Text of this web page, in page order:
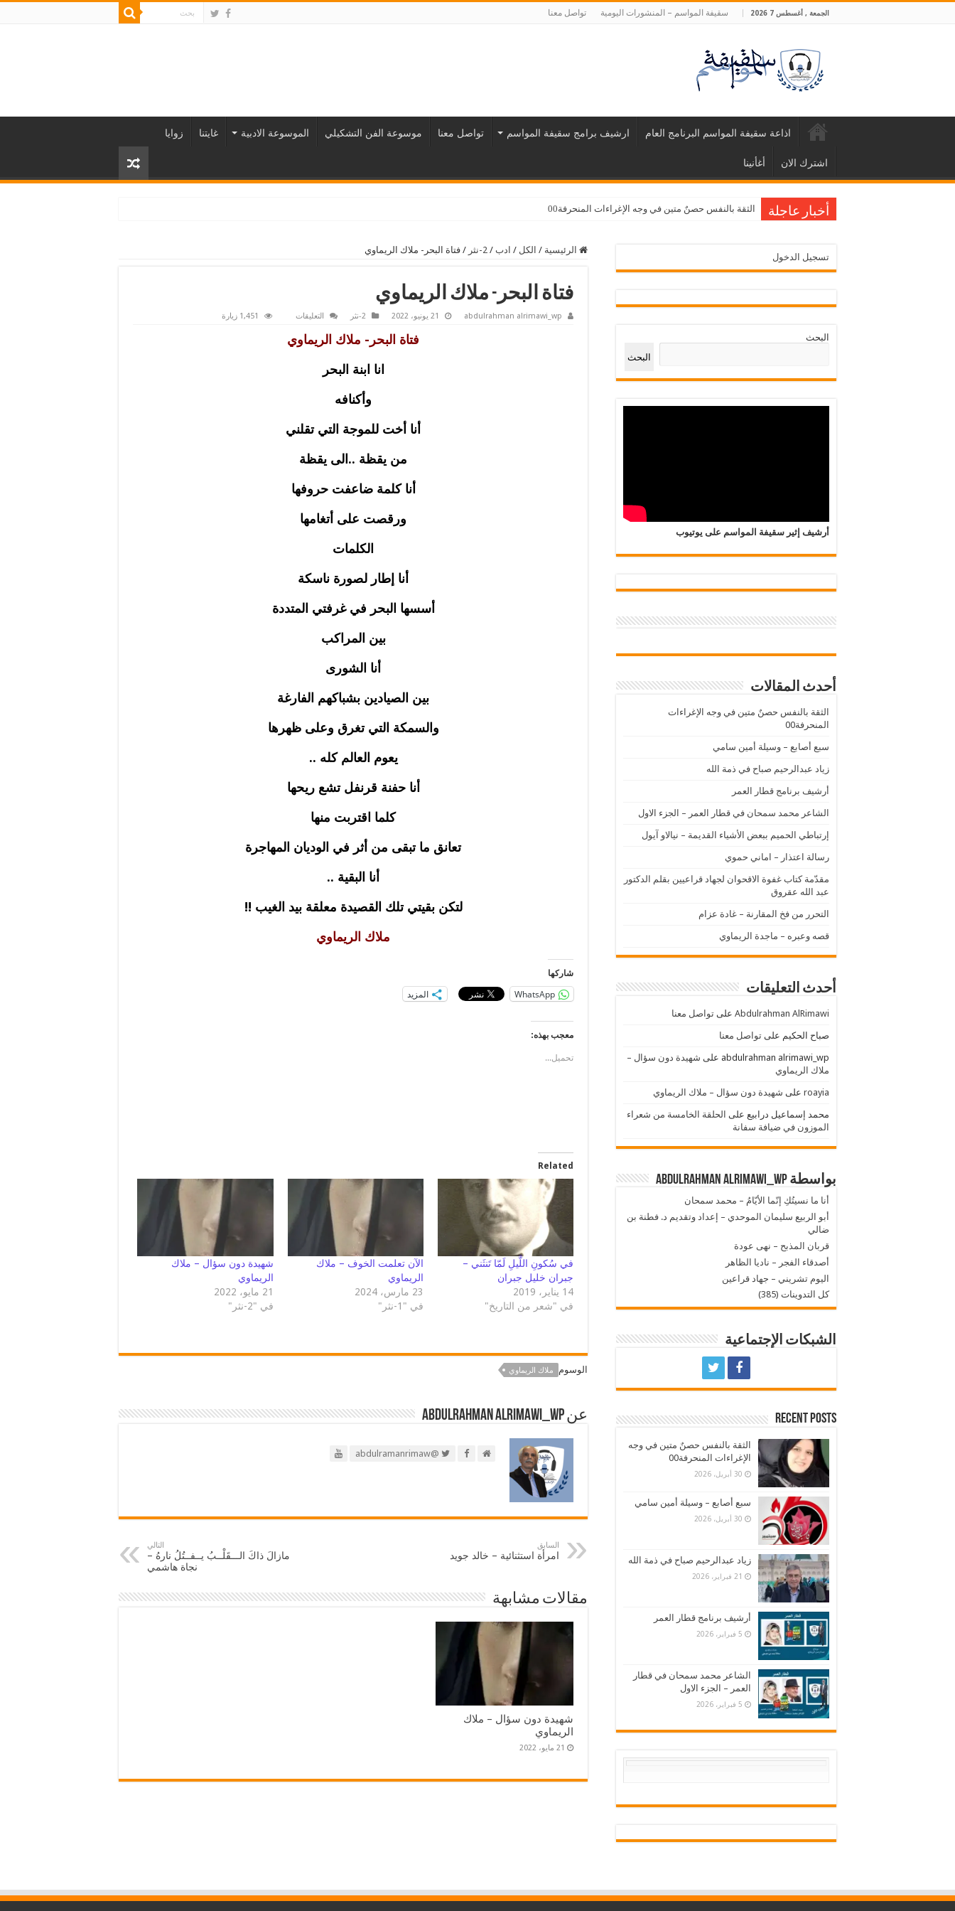
الجمعة , أغسطس 7 2026 سقيفة المواسم – المنشورات اليومية تواصل معنا
اذاعة سقيفة المواسم البرنامج العام ارشيف برامج سقيفة المواسم تواصل معنا موسوعة الفن التشكيلي الموسوعة الادبية غايتنا زوايا
اشترك الان أغأنينا
أخبار عاجلة الثقة بالنفس حصنٌ متين في وجه الإغراءات المنحرفة00
الرئيسية / الكل / ادب / 2-نثر / فتاة البحر- ملاك الريماوي
فتاة البحر- ملاك الريماوي
abdulrahman alrimawi_wp 21 يونيو، 2022 2-نثر التعليقات
ملاك
1,451 زيارة
فتاة البحر- ملاك الريماوي
انا ابنة البحر
وأكنافه
أنا أخت للموجة التي تقلني
من يقظة ..الى يقظة
أنا كلمة ضاعفت حروفها
ورقصت على أتغامها
الكلمات
أنا إطار لصورة ناسكة
أسسها البحر في غرفتي المتددة
بين المراكب
أنا الشورى
بين الصيادين بشباكهم الفارغة
والسمكة التي تغرق وعلى ظهرها
يعوم العالم كله ..
أنا حفنة قرنفل تشع ريحها
كلما اقتربت منها
تعانق ما تبقى من أثر في الوديان المهاجرة
أنا البقية ..
لتكن بقيتي تلك القصيدة معلقة بيد الغيب !!
ملاك الريماوي
شاركها
WhatsApp المزيد
معجب بهذه:
تحميل...
Related
في سُكونِ اللَّيلِ لَمّا تَنثَني –
جبران خليل جبران
14 يناير، 2019
في "شعر من التاريخ"
الآن تعلمت الخوف – ملاك
الريماوي
23 مارس، 2024
في "1-نثر"
شهيدة دون سؤال – ملاك
الريماوي
21 مايو، 2022
في "2-نثر"
الوسوم ملاك الريماوي
عن abdulrahman alrimawi_wp
@abdulramanrimaw
السابق
امرأة استثنائية – خالد جويد
التالي
مازالَ ذاكَ الـــقَلْــبُ يــفــتُلُ نارهُ –
نجاة هاشمي
مقالات مشابهة
شهيدة دون سؤال – ملاك
الريماوي
21 مايو، 2022
تسجيل الدخول
البحث
البحث
أرشيف إثير سقيفة المواسم على يوتيوب
أحدث المقالات
الثقة بالنفس حصنٌ متين في وجه الإغراءات
المنحرفة00
سبع أصابع – وسيلة أمين سامي
زياد عبدالرحيم صباح في ذمة الله
أرشيف برنامج قطار العمر
الشاعر محمد سمحان في قطار العمر – الجزء الاول
إرتباطي الحميم ببعض الأشياء القديمة – نيالاو آيول
رسالة اعتذار – اماني حموي
مقدّمة كتاب غفوة الاقحوان لجهاد قراعيين بقلم الدكتور
عبد الله عقروق
التحرر من فخ المقارنة – غادة عزام
قصه وعبره – ماجدة الريماوي
أحدث التعليقات
Abdulrahman AlRimawi على تواصل معنا
صباح الحكيم على تواصل معنا
abdulrahman alrimawi_wp على شهيدة دون سؤال –
ملاك الريماوي
roayia على شهيدة دون سؤال – ملاك الريماوي
محمد إسماعيل درابيع على الحلقة الخامسة من شعراء
الموزون في ضيافة سفانة
بواسطة abdulrahman alrimawi_wp
أنا ما نسيتُكِ إنّما الأيّامُ – محمد سمحان
أبو الربيع سليمان الموحدي – إعداد وتقديم د. فطنة بن
ضالي
قربان المذبح – نهى عودة
أصدقاء الفجر – ناديا الظاهر
اليوم تشريني – جهاد قراعين
كل التدوينات (385)
الشبكات الإجتماعية
Recent Posts
الثقة بالنفس حصنٌ متين في وجه
الإغراءات المنحرفة00
30 أبريل، 2026
سبع أصابع – وسيلة أمين سامي
30 أبريل، 2026
زياد عبدالرحيم صباح في ذمة الله
21 فبراير، 2026
أرشيف برنامج قطار العمر
5 فبراير، 2026
الشاعر محمد سمحان في قطار
العمر – الجزء الاول
5 فبراير، 2026